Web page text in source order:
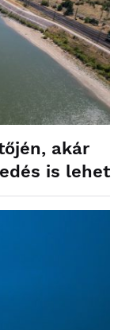
akár
is lehet